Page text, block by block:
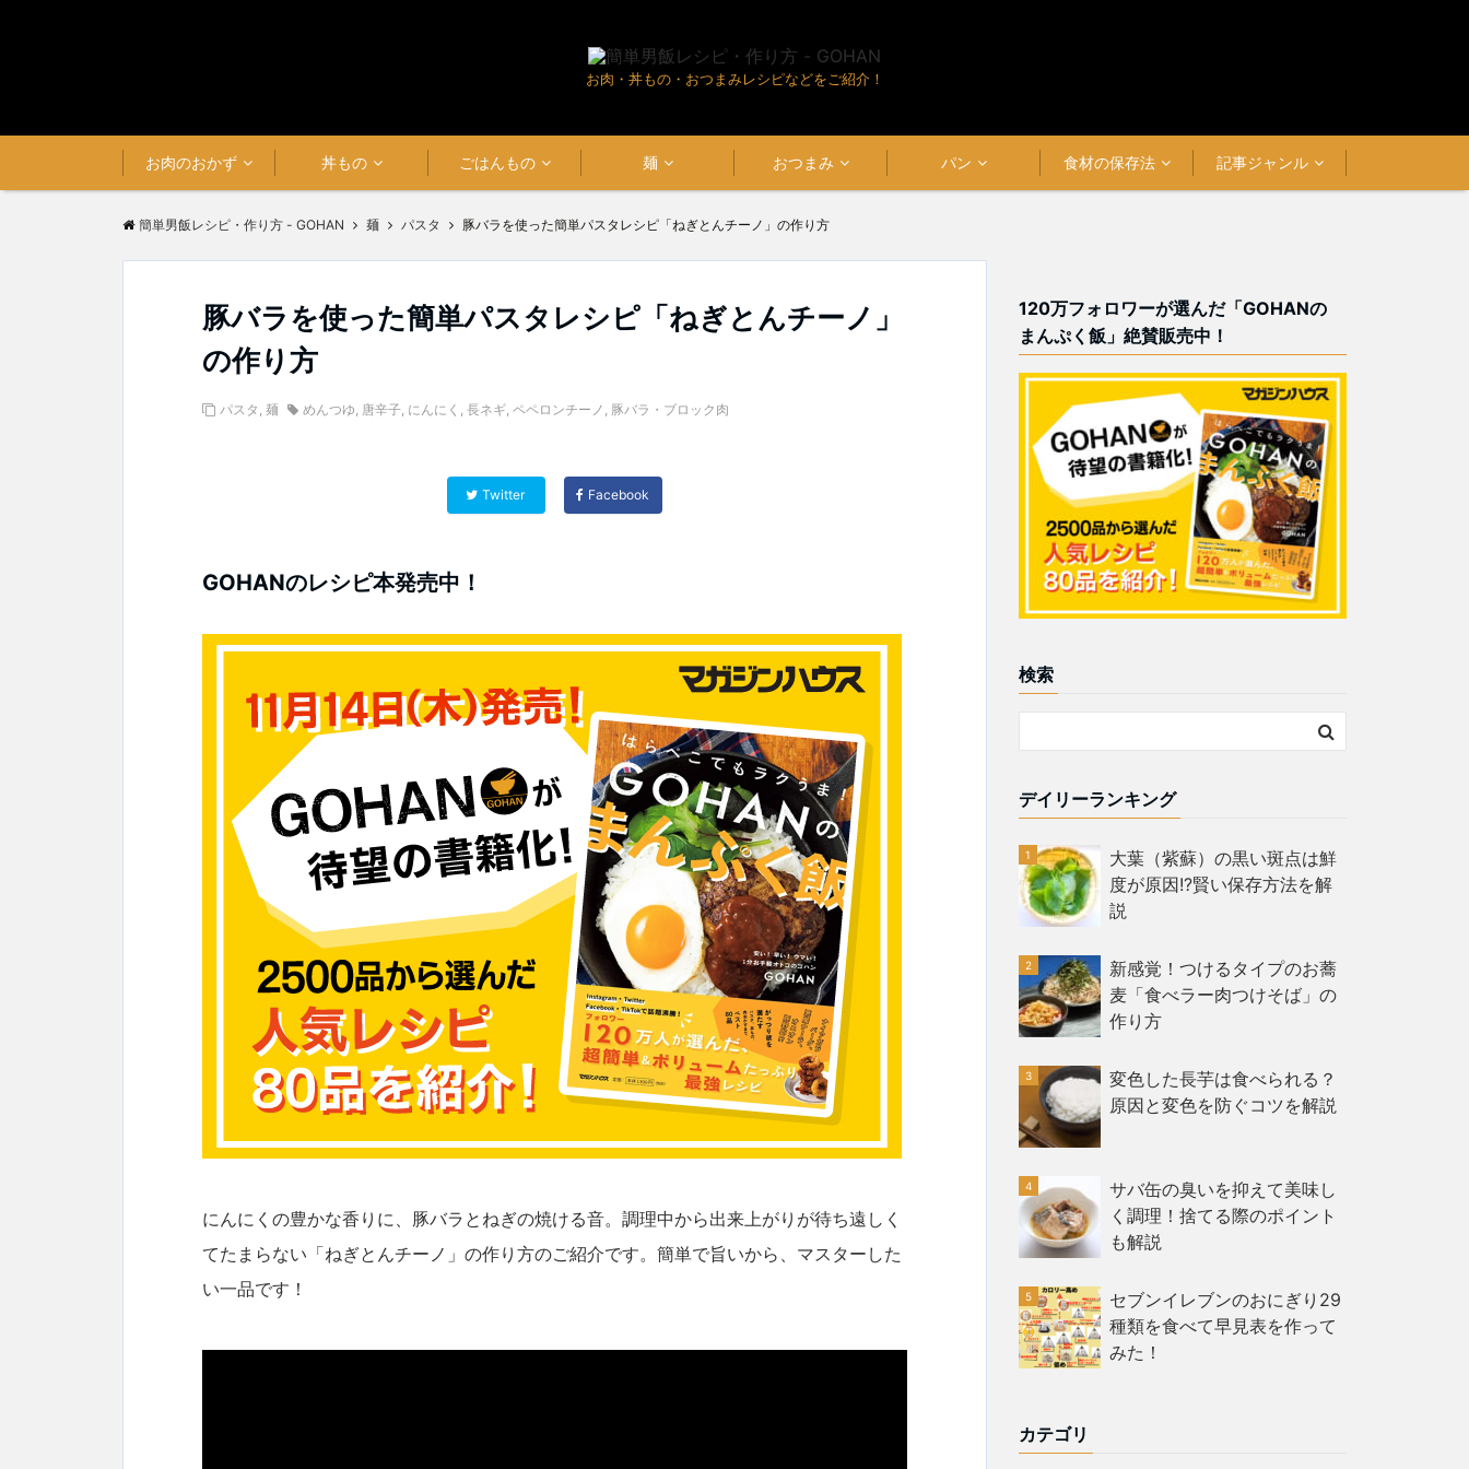
お肉・丼もの・おつまみレシピなどをご紹介！
お肉のおかず 丼もの ごはんもの 麺 おつまみ パン 食材の保存法 記事ジャンル
簡単男飯レシピ・作り方 - GOHAN 麺 パスタ 豚バラを使った簡単パスタレシピ「ねぎとんチーノ」の作り方
豚バラを使った簡単パスタレシピ「ねぎとんチーノ」
の作り方
パスタ , 麺 めんつゆ, 唐辛子, にんにく , 長ネギ, ペペロンチーノ , 豚バラ・ブロック肉
Twitter Facebook
GOHANのレシピ本発売中！
にんにくの豊かな香りに、豚バラとねぎの焼ける音。調理中から出来上がりが待ち遠しく
てたまらない「ねぎとんチーノ」の作り方のご紹介です。簡単で旨いから、マスターした
い一品です！
120万フォロワーが選んだ「GOHANの
まんぷく飯」絶賛販売中！
検索
デイリーランキング
大葉（紫蘇）の黒い斑点は鮮
度が原因!?賢い保存方法を解
説
新感覚！つけるタイプのお蕎
麦「食べラー肉つけそば」の
作り方
変色した長芋は食べられる？
原因と変色を防ぐコツを解説
サバ缶の臭いを抑えて美味し
く調理！捨てる際のポイント
も解説
セブンイレブンのおにぎり29
種類を食べて早見表を作って
みた！
カテゴリ